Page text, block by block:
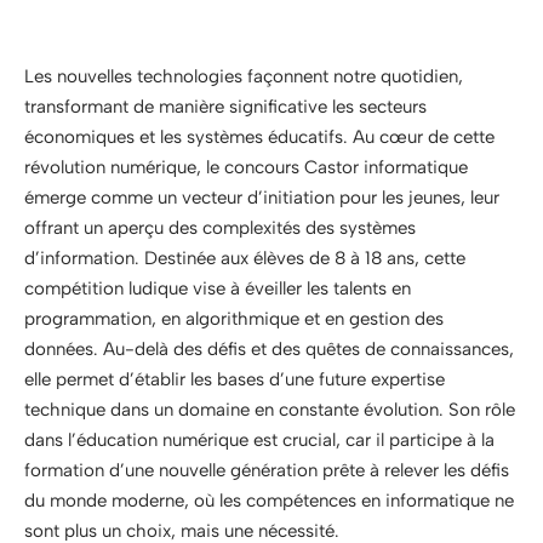
Les nouvelles technologies façonnent notre quotidien,
transformant de manière significative les secteurs
économiques et les systèmes éducatifs. Au cœur de cette
révolution numérique, le concours Castor informatique
émerge comme un vecteur d’initiation pour les jeunes, leur
offrant un aperçu des complexités des systèmes
d’information. Destinée aux élèves de 8 à 18 ans, cette
compétition ludique vise à éveiller les talents en
programmation, en algorithmique et en gestion des
données. Au-delà des défis et des quêtes de connaissances,
elle permet d’établir les bases d’une future expertise
technique dans un domaine en constante évolution. Son rôle
dans l’éducation numérique est crucial, car il participe à la
formation d’une nouvelle génération prête à relever les défis
du monde moderne, où les compétences en informatique ne
sont plus un choix, mais une nécessité.